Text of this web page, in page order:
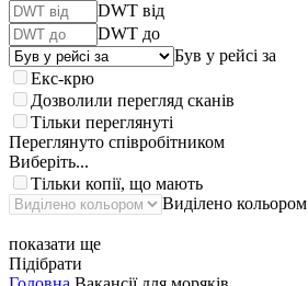
DWT від
DWT до
Був у рейсі за
Екс-крю
Дозволили перегляд сканів
Тільки переглянуті
Переглянуто співробітником
Виберіть...
Тільки копії, що мають
Виділено кольором
показати ще
Підібрати